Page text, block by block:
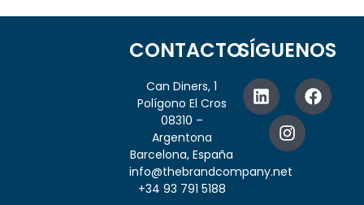
CONTACTO
Can Diners, 1
Polígono El Cros
08310 –
Argentona
Barcelona, España
info@thebrandcompany.net
+34 93 791 5188
SÍGUENOS